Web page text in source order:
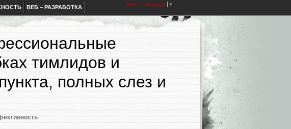
ВЕБ – РАЗРАБОТКА Select Language ▼
тимлидов и
полных слез и